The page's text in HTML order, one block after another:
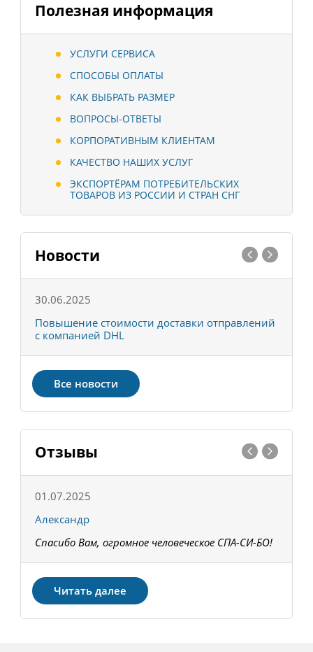
Полезная информация
УСЛУГИ СЕРВИСА
СПОСОБЫ ОПЛАТЫ
КАК ВЫБРАТЬ РАЗМЕР
ВОПРОСЫ-ОТВЕТЫ
КОРПОРАТИВНЫМ КЛИЕНТАМ
КАЧЕСТВО НАШИХ УСЛУГ
ЭКСПОРТЁРАМ ПОТРЕБИТЕЛЬСКИХ
ТОВАРОВ ИЗ РОССИИ И СТРАН СНГ
Новости
30.06.2025
Повышение стоимости доставки отправлений
с компанией DHL
Все новости
Отзывы
01.07.2025
Александр
Спасибо Вам, огромное человеческое СПА-СИ-БО!
Читать далее